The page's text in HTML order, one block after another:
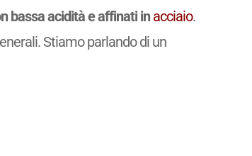
bassa acidità e affinati inacciaio.
Stiamo parlando di un